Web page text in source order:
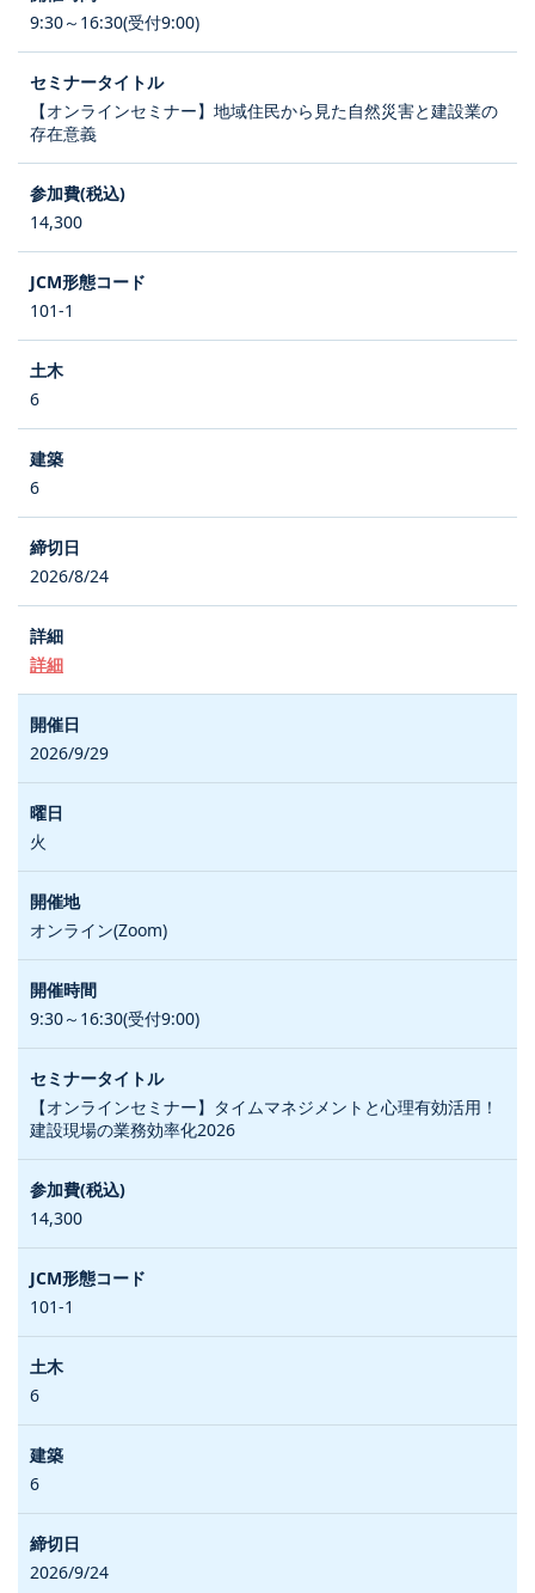
9:30～16:30(受付9:00)
【オンラインセミナー】地域住民から見た自然災害と建設業の
存在意義
14,300
101-1
6
6
2026/8/24
詳細
2026/9/29
火
オンライン(Zoom)
9:30～16:30(受付9:00)
【オンラインセミナー】タイムマネジメントと心理有効活用！
建設現場の業務効率化2026
14,300
101-1
6
6
2026/9/24